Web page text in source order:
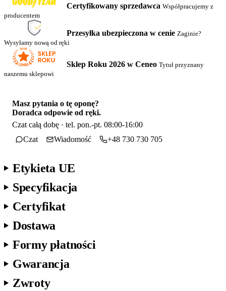
Certyfikowany sprzedawca Współpracujemy z
producentem
Przesyłka ubezpieczona w cenie Zaginie?
Wysyłamy nową od ręki
Sklep Roku 2026 w Ceneo Tytuł przyznany
naszemu sklepowi
Masz pytania o tę oponę?
Doradca odpowie od ręki.
Czat całą dobę · tel. pon.-pt. 08:00-16:00
Czat
Wiadomość +48 730 730 705
Etykieta UE
Specyfikacja
Certyfikat
Dostawa
Formy płatności
Gwarancja
Zwroty